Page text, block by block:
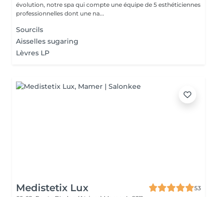
évolution, notre spa qui compte une équipe de 5 esthéticiennes
professionnelles dont une na...
Sourcils
Aisselles sugaring
Lèvres LP
Medistetix Lux
53